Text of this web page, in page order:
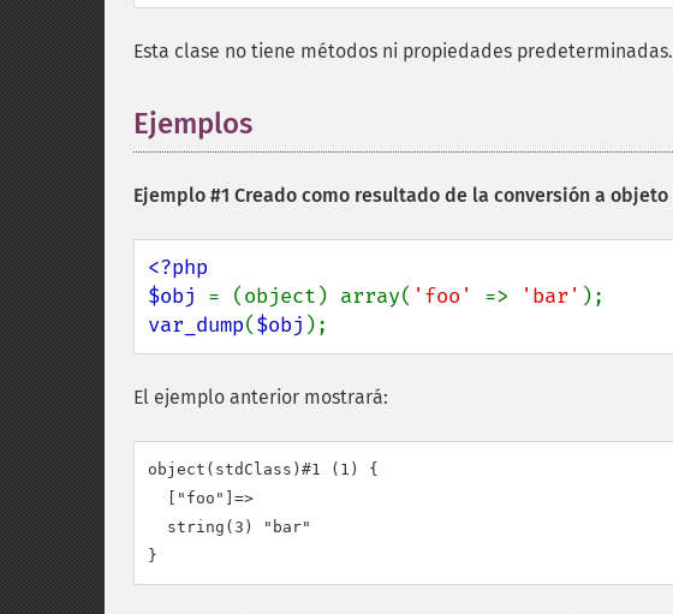
Esta clase no tiene métodos ni propiedades predeterminadas.
Ejemplos
Ejemplo #1 Creado como resultado de la conversión a objeto
<?php
$obj = (object) array( 'foo' => 'bar'
var_dump($obj );
El ejemplo anterior mostrará:
object(stdClass)#1 (1) {
  ["foo"]=>
  string(3) "bar"